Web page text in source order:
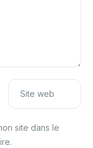
Site web
site dans le